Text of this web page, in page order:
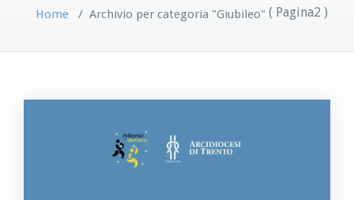
Home / Archivio per categoria "Giubileo" ( Pagina2 )